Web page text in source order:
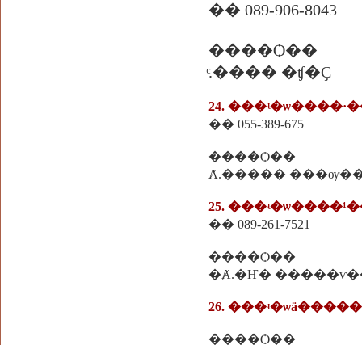
�� 089-906-8043
����Ѻ��
ͨ.���� �ʧ�Ҫ
24.
�� 055-389-675
����Ѻ��
Ⱥ.�����
25.
�� 089-261-7521
����Ѻ��
�Ⱥ.�Ҥ�
26.
����Ѻ��